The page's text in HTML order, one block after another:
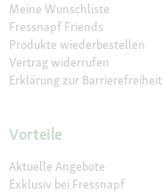
Meine Wunschliste
Fressnapf Friends
Produkte wiederbestellen
Vertrag widerrufen
Erklärung zur Barrierefreiheit
Vorteile
Aktuelle Angebote
Exklusiv bei Fressnapf